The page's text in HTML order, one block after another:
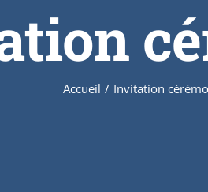
Accueil / Invitation